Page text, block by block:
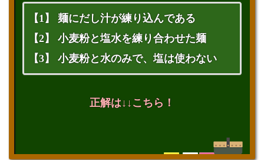
【1】 麺にだし汁が練り込んである
【2】 小麦粉と塩水を練り合わせた麺
【3】 小麦粉と水のみで、塩は使わない
正解は↓↓こちら！